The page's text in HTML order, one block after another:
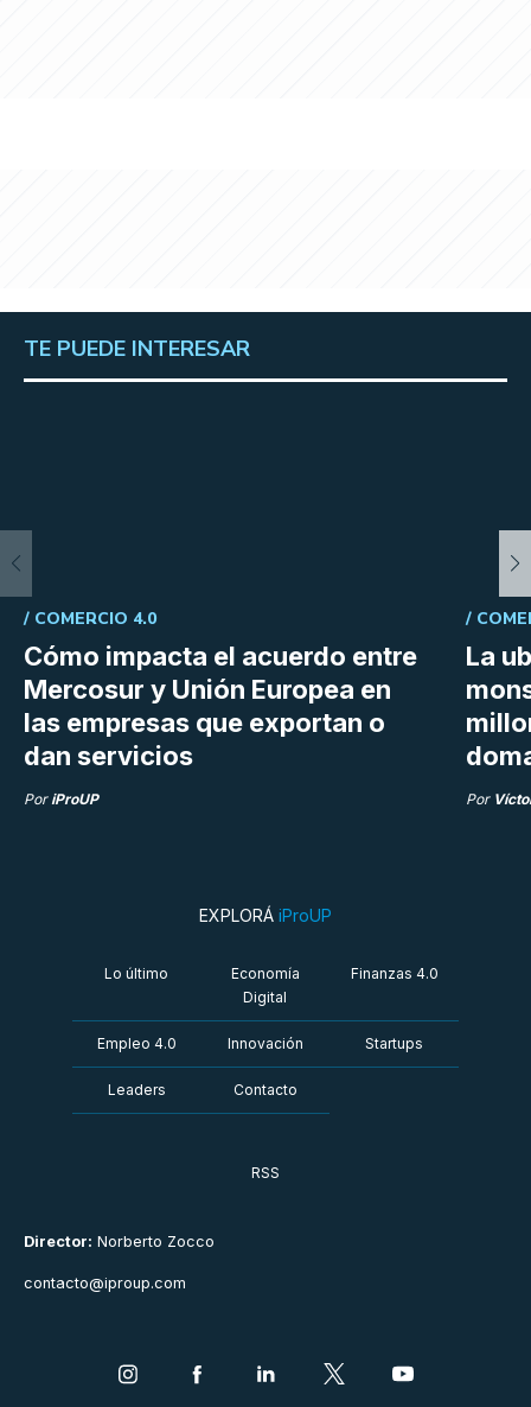
TE PUEDE INTERESAR
Cómo impacta el acuerdo entre
Mercosur y Unión Europea en
las empresas que exportan o
dan servicios
/ COMERCIO 4.0
PoriProUP
La
/
Por
Director: Norberto Zocco
contacto@iproup.com
EXPLORÁ iProUP
Lo último
Economía
Digital
Finanzas 4.0
Empleo 4.0 Innovación Startups
Leaders Contacto
RSS